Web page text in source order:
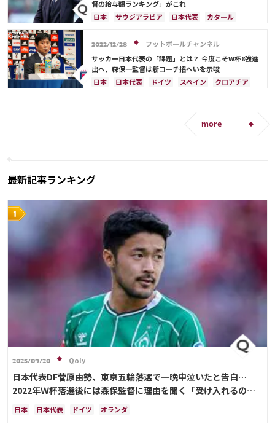
サルダル・アズムン
督の給与額ランキング」がこれ
日本
サウジアラビア 日本代表
カタール
スペイン
フランス ベルギー
クロアチア
スイス
イングランド オランダ
ポーランド
ポルトガル
ブラジル
アルゼンチン
エクアドル
ウルグアイ カナダ
メキシコ
2022/12/28
フットボールチャンネル
サッカー日本代表の「課題」とは？ 今度こそW杯8強進
出へ、森保一監督は新コーチ招へいを示唆
日本
日本代表 ドイツ スペイン
クロアチア
more
最新記事ランキング
2025/09/20 Qoly
日本代表DF菅原由勢、東京五輪落選で一晩中泣いたと告白…
2022年Ｗ杯落選後には森保監督に理由を聞く「受け入れるのは
難しかった」
日本 日本代表 ドイツ オランダ